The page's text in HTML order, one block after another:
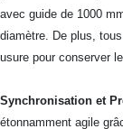
avec guide de 1000
diamètre. De plus,
usure pour conserver
Synchronisation et
étonnamment agile